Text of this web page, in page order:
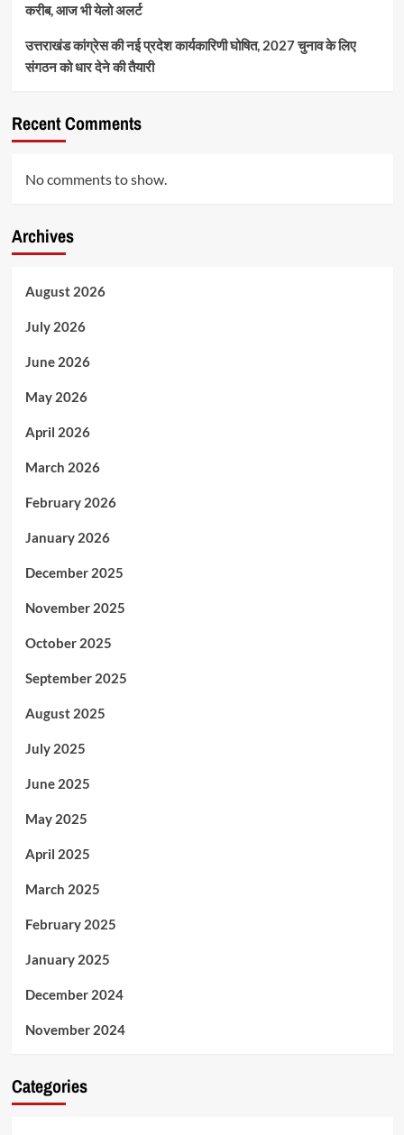
करीब, आज भी येलो अलर्ट
उत्तराखंड कांग्रेस की नई प्रदेश कार्यकारिणी घोषित, 2027 चुनाव के लिए
संगठन को धार देने की तैयारी
Recent Comments
No comments to show.
Archives
August 2026
July 2026
June 2026
May 2026
April 2026
March 2026
February 2026
January 2026
December 2025
November 2025
October 2025
September 2025
August 2025
July 2025
June 2025
May 2025
April 2025
March 2025
February 2025
January 2025
December 2024
November 2024
Categories